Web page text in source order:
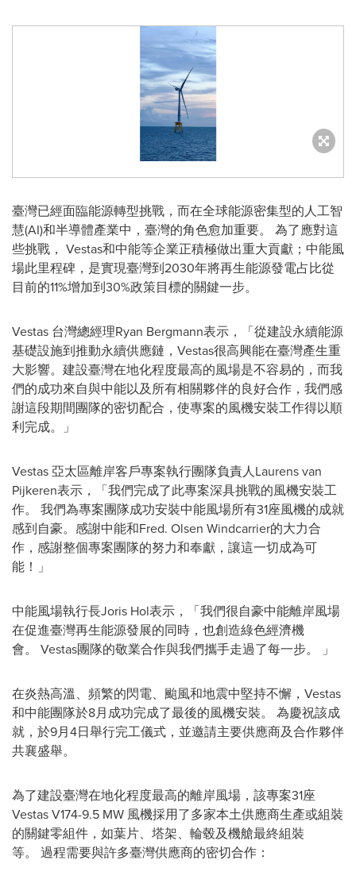
臺灣已經面臨能源轉型挑戰，而在全球能源密集型的人工智
慧(AI)和半導體產業中，臺灣的角色愈加重要。 為了應對這
些挑戰， Vestas和中能等企業正積極做出重大貢獻；中能風
場此里程碑，是實現臺灣到2030年將再生能源發電占比從
目前的11%增加到30%政策目標的關鍵一步。
Vestas 台灣總經理Ryan Bergmann表示，「從建設永續能源
基礎設施到推動永續供應鏈，Vestas很高興能在臺灣產生重
大影響。建設臺灣在地化程度最高的風場是不容易的，而我
們的成功來自與中能以及所有相關夥伴的良好合作，我們感
謝這段期間團隊的密切配合，使專案的風機安裝工作得以順
利完成。」
Vestas 亞太區離岸客戶專案執行團隊負責人Laurens van
Pijkeren表示，「我們完成了此專案深具挑戰的風機安裝工
作。 我們為專案團隊成功安裝中能風場所有31座風機的成就
感到自豪。感謝中能和Fred. Olsen Windcarrier的大力合
作，感謝整個專案團隊的努力和奉獻，讓這一切成為可
能！」
中能風場執行長Joris Hol表示，「我們很自豪中能離岸風場
在促進臺灣再生能源發展的同時，也創造綠色經濟機
會。 Vestas團隊的敬業合作與我們攜手走過了每一步。 」
在炎熱高溫、頻繁的閃電、颱風和地震中堅持不懈，Vestas
和中能團隊於8月成功完成了最後的風機安裝。 為慶祝該成
就，於9月4日舉行完工儀式，並邀請主要供應商及合作夥伴
共襄盛舉。
為了建設臺灣在地化程度最高的離岸風場，該專案31座
Vestas V174-9.5 MW 風機採用了多家本土供應商生產或組裝
的關鍵零組件，如葉片、塔架、輪毂及機艙最終組裝
等。 過程需要與許多臺灣供應商的密切合作：